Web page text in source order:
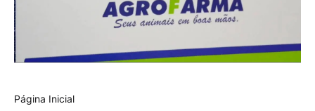
Página Inicial